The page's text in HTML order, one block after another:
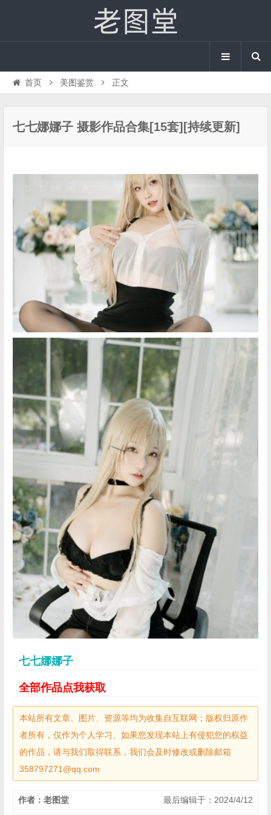
首页 美图鉴赏 正文
七七娜娜子 摄影作品合集[15套][持续更新]
七七娜娜子
全部作品点我获取
本站所有文章、图片、资源等均为收集自互联网；版权归原作
者所有，仅作为个人学习、如果您发现本站上有侵犯您的权益
的作品，请与我们取得联系，我们会及时修改或删除邮箱
358797271@qq.com
最后编辑于：2024/4/12
作者：老图堂